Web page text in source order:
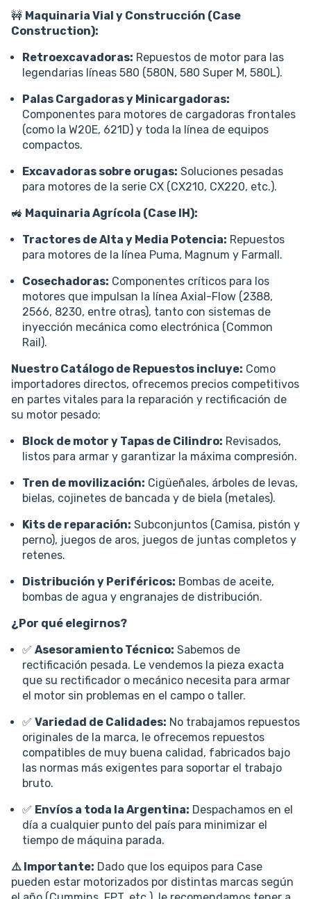
🚧 Maquinaria Vial y Construcción (Case
Construction):
Retroexcavadoras: Repuestos de motor para las
legendarias líneas 580 (580N, 580 Super M, 580L).
Palas Cargadoras y Minicargadoras:
Componentes para motores de cargadoras frontales
(como la W20E, 621D) y toda la línea de equipos
compactos.
Excavadoras sobre orugas: Soluciones pesadas
para motores de la serie CX (CX210, CX220, etc.).
🚜 Maquinaria Agrícola (Case IH):
Tractores de Alta y Media Potencia: Repuestos
para motores de la línea Puma, Magnum y Farmall.
Cosechadoras: Componentes críticos para los
motores que impulsan la línea Axial-Flow (2388,
2566, 8230, entre otras), tanto con sistemas de
inyección mecánica como electrónica (Common
Rail).
Nuestro Catálogo de Repuestos incluye: Como
importadores directos, ofrecemos precios competitivos
en partes vitales para la reparación y rectificación de
su motor pesado:
Block de motor y Tapas de Cilindro: Revisados,
listos para armar y garantizar la máxima compresión.
Tren de movilización: Cigüeñales, árboles de levas,
bielas, cojinetes de bancada y de biela (metales).
Kits de reparación: Subconjuntos (Camisa, pistón y
perno), juegos de aros, juegos de juntas completos y
retenes.
Distribución y Periféricos: Bombas de aceite,
bombas de agua y engranajes de distribución.
¿Por qué elegirnos?
✅ Asesoramiento Técnico: Sabemos de
rectificación pesada. Le vendemos la pieza exacta
que su rectificador o mecánico necesita para armar
el motor sin problemas en el campo o taller.
✅ Variedad de Calidades: No trabajamos repuestos
originales de la marca, le ofrecemos repuestos
compatibles de muy buena calidad, fabricados bajo
las normas más exigentes para soportar el trabajo
bruto.
✅ Envíos a toda la Argentina: Despachamos en el
día a cualquier punto del país para minimizar el
tiempo de máquina parada.
⚠️ Importante: Dado que los equipos para Case
pueden estar motorizados por distintas marcas según